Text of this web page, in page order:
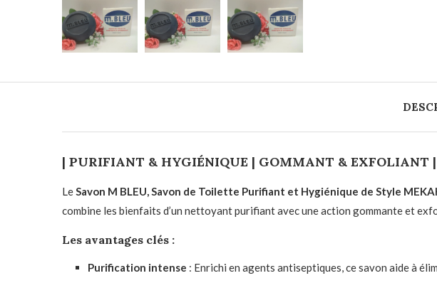
| PURIFIANT & HYGIÉNIQUE | GOMMANT & EXFOLIANT
LeSavon M BLEU, Savon de Toilette Purifiant et Hygiénique de Style
combine les bienfaits d’un nettoyant purifiant avec une action gommante et
Les avantages clés :
Purification intense : Enrichi en agents antiseptiques, ce savon aide à